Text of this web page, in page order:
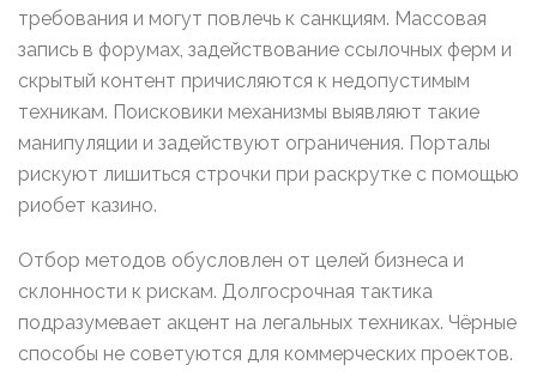
требования и могут повлечь к санкциям. Массовая
запись в форумах, задействование ссылочных ферм и
скрытый контент причисляются к недопустимым
техникам. Поисковики механизмы выявляют такие
манипуляции и задействуют ограничения. Порталы
рискуют лишиться строчки при раскрутке с помощью
риобет казино.
Отбор методов обусловлен от целей бизнеса и
склонности к рискам. Долгосрочная тактика
подразумевает акцент на легальных техниках. Чёрные
способы не советуются для коммерческих проектов.